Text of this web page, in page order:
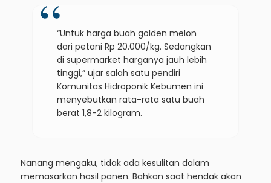
“Untuk harga buah golden melon
dari petani Rp 20.000/kg. Sedangkan
di supermarket harganya jauh lebih
tinggi,” ujar salah satu pendiri
Komunitas Hidroponik Kebumen ini
menyebutkan rata-rata satu buah
berat 1,8-2 kilogram.
Nanang mengaku, tidak ada kesulitan dalam
memasarkan hasil panen. Bahkan saat hendak akan